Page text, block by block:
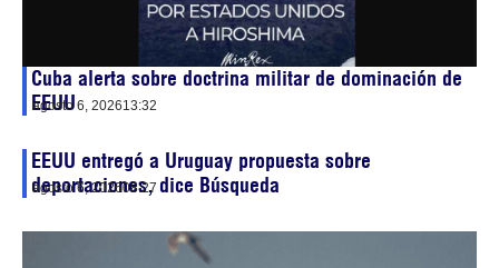
Cuba alerta sobre doctrina militar de dominación de
EEUU
agosto 6, 202613:32
EEUU entregó a Uruguay propuesta sobre
deportaciones, dice Búsqueda
agosto 6, 202608:27